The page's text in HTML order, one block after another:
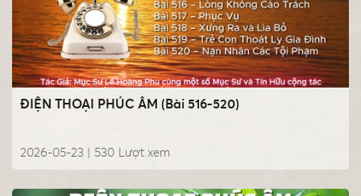
ĐIỆN THOẠI PHÚC ÂM (Bài 516-520)
2026-05-23 | Lượt xem
530